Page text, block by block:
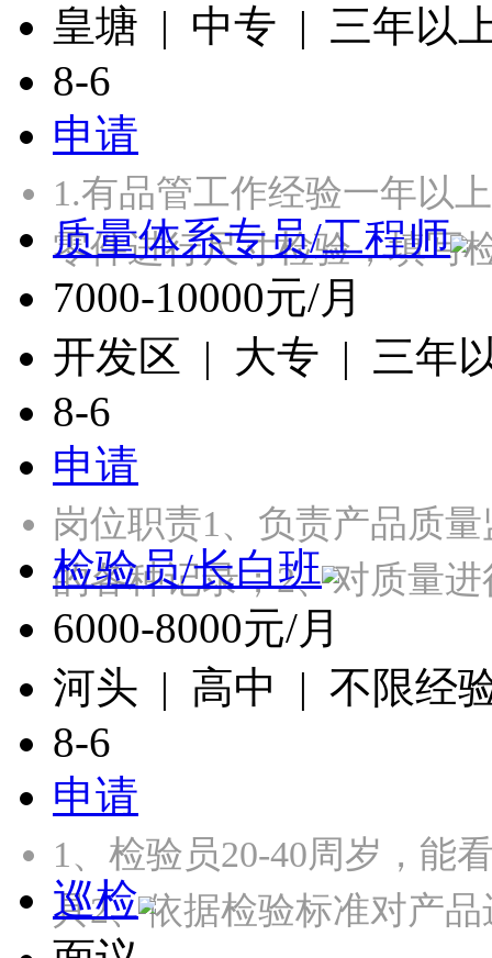
皇塘 | 中专 | 三年以
8-6
申请
1.有品管工作经验一年以
零件进行尺寸检验，填
质量体系专员/工程师
7000-10000元/月
开发区 | 大专 | 三年
8-6
申请
岗位职责1、负责产品质
的各种记录；2、对质量
检验员/长白班
6000-8000元/月
河头 | 高中 | 不限经
8-6
申请
1、检验员20-40周岁，能
具2、依据检验标准对产
巡检